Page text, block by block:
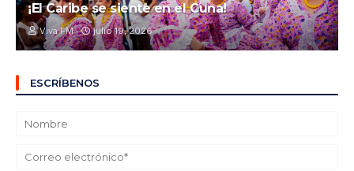
¡El Caribe se siente en el Cuna!
Viva FM julio 19, 2026
ESCRÍBENOS